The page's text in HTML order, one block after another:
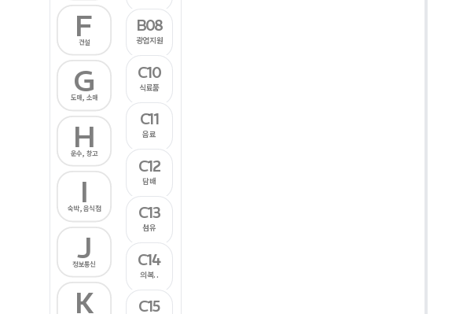
F
건설
G
도매, 소매
H
운수, 창고
I
숙박, 음식점
J
정보통신
K
B08
광업지원
C10
식료품
C11
음료
C12
담배
C13
섬유
C14
의복..
C15